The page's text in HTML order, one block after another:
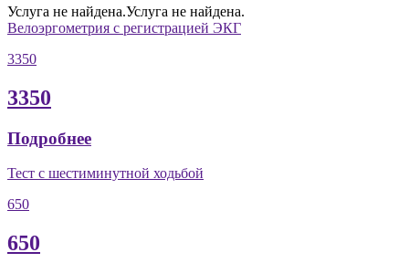
Услуга не найдена.Услуга не найдена.
Велоэргометрия с регистрацией ЭКГ
3350
3350
Подробнее
Тест с шестиминутной ходьбой
650
650